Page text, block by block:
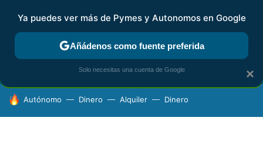
FISCALIDAD Y CONTABILIDAD KIT DIGITAL RENTA
HOY SE HABLA DE
Autónomo Dinero Alquiler Dinero
×
Ya puedes ver más de Pymes y Autonomos en Google
Añádenos como fuente preferida
Solo necesitas una cuenta de Google